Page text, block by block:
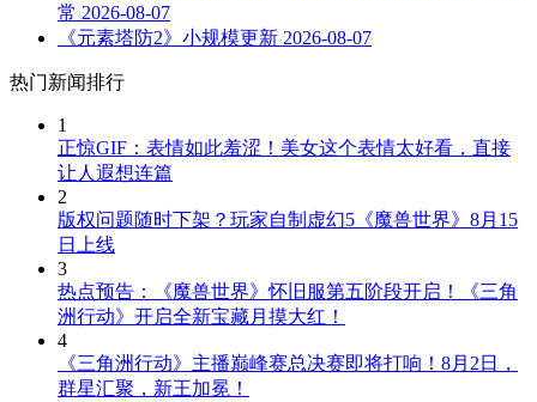
常 2026-08-07
《元素塔防2》小规模更新 2026-08-07
热门新闻排行
1
正惊GIF：表情如此羞涩！美女这个表情太好看，直接
让人遐想连篇
2
版权问题随时下架？玩家自制虚幻5《魔兽世界》8月15
日上线
3
热点预告：《魔兽世界》怀旧服第五阶段开启！《三角
洲行动》开启全新宝藏月摸大红！
4
《三角洲行动》主播巅峰赛总决赛即将打响！8月2日，
群星汇聚，新王加冕！